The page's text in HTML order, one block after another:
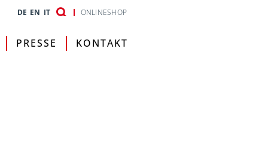
DE EN IT ONLINESHOP
PRESSE KONTAKT